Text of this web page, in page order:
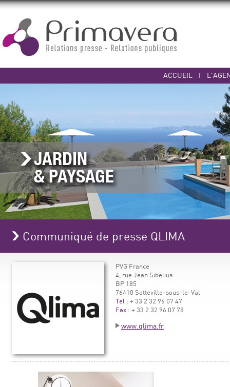
ACCUEIL I
Communiqué de presse QLIMA
PVG France
4, rue Jean Sibelius
BP 185
76410 Sotteville-sous-le-Val
Tel : + 33 2 32 96 07 47
Fax : + 33 2 32 96 07 78
www.qlima.fr